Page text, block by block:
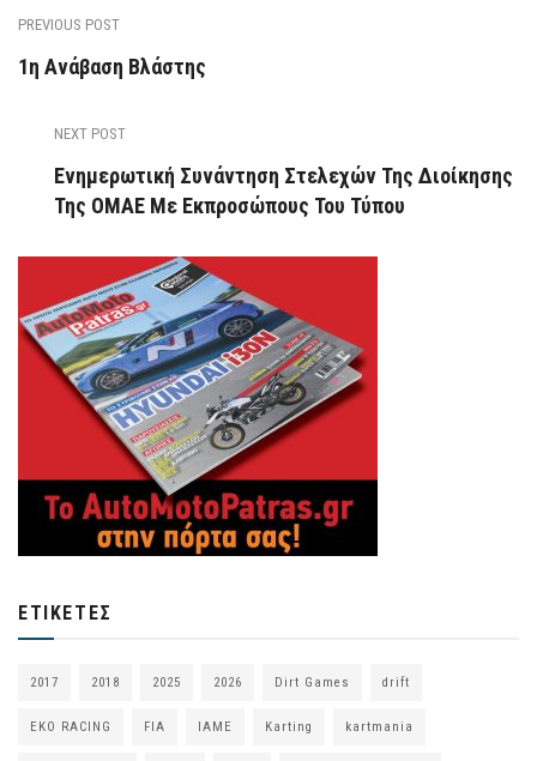
PREVIOUS POST
1η Ανάβαση Βλάστης
NEXT POST
Ενημερωτική Συνάντηση Στελεχών Της Διοίκησης
Της ΟΜΑΕ Με Εκπροσώπους Του Τύπου
ΕΤΙΚΈΤΕΣ
2017 2018 2025 2026 Dirt Games drift
EKO RACING FIA IAME Karting kartmania